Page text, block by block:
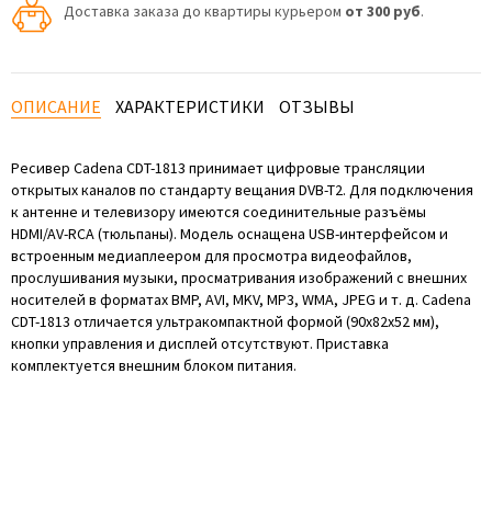
Доставка заказа до квартиры курьером от 300 руб.
ОПИСАНИЕ ХАРАКТЕРИСТИКИ ОТЗЫВЫ
Ресивер Cadena CDT-1813 принимает цифровые трансляции
открытых каналов по стандарту вещания DVB-T2. Для подключения
к антенне и телевизору имеются соединительные разъёмы
HDMI/AV-RCA (тюльпаны). Модель оснащена USB-интерфейсом и
встроенным медиаплеером для просмотра видеофайлов,
прослушивания музыки, просматривания изображений с внешних
носителей в форматах BMP, AVI, MKV, MP3, WMA, JPEG и т. д. Cadena
CDT-1813 отличается ультракомпактной формой (90х82х52 мм),
кнопки управления и дисплей отсутствуют. Приставка
комплектуется внешним блоком питания.